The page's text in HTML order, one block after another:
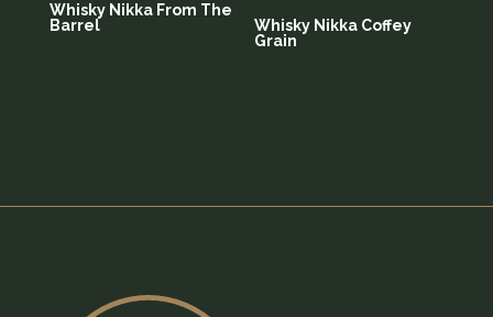
Whisky Nikka From The
Barrel
Whisky Nikka Coffey
Grain